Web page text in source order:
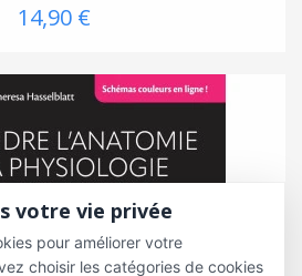
14,90 €
votre vie privée
pour améliorer votre
choisir les catégories de cookies